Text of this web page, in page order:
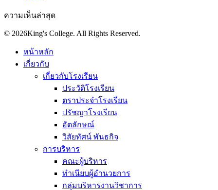
ความเห็นล่าสุด
© 2026King's College. All Rights Reserved.
หน้าหลัก
เกี่ยวกับ
เกี่ยวกับโรงเรียน
ประวัติโรงเรียน
ตราประจำโรงเรียน
ปรัชญาโรงเรียน
อัตลักษณ์
วิสัยทัศน์ พันธกิจ
การบริหาร
คณะผู้บริหาร
ทำเนียบผู้อำนวยการ
กลุ่มบริหารงานวิชาการ